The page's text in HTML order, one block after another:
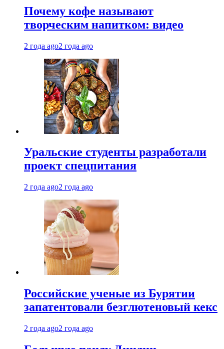
Почему кофе называют
творческим напитком: видео
2 года ago2 года ago
Уральские студенты разработали
проект спецпитания
2 года ago2 года ago
Российские ученые из Бурятии
запатентовали безглютеновый кекс
2 года ago2 года ago